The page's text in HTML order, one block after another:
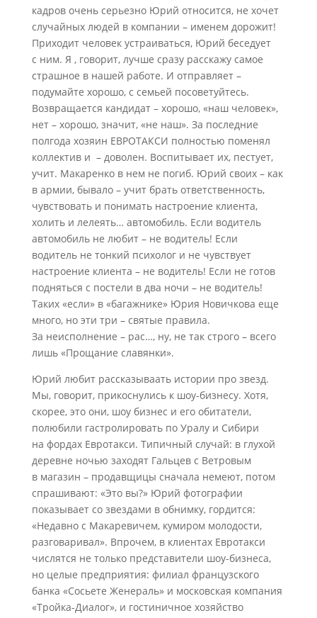
кадров очень серьезно Юрий относится, не хочет
случайных людей в компании – именем дорожит!
Приходит человек устраиваться, Юрий беседует
с ним. Я , говорит, лучше сразу расскажу самое
страшное в нашей работе. И отправляет –
подумайте хорошо, с семьей посоветуйтесь.
Возвращается кандидат – хорошо, «наш человек»,
нет – хорошо, значит, «не наш». За последние
полгода хозяин ЕВРОТАКСИ полностью поменял
коллектив и – доволен. Воспитывает их, пестует,
учит. Макаренко в нем не погиб. Юрий своих – как
в армии, бывало – учит брать ответственность,
чувствовать и понимать настроение клиента,
холить и лелеять… автомобиль. Если водитель
автомобиль не любит – не водитель! Если
водитель не тонкий психолог и не чувствует
настроение клиента – не водитель! Если не готов
подняться с постели в два ночи – не водитель!
Таких «если» в «багажнике» Юрия Новичкова еще
много, но эти три – святые правила.
За неисполнение – рас…, ну, не так строго – всего
лишь «Прощание славянки».
Юрий любит рассказываать истории про звезд.
Мы, говорит, прикоснулись к шоу-бизнесу. Хотя,
скорее, это они, шоу бизнес и его обитатели,
полюбили гастролировать по Уралу и Сибири
на фордах Евротакси. Типичный случай: в глухой
деревне ночью заходят Гальцев с Ветровым
в магазин – продавщицы сначала немеют, потом
спрашивают: «Это вы?» Юрий фотографии
показывает со звездами в обнимку, гордится:
«Недавно с Макаревичем, кумиром молодости,
разговаривал». Впрочем, в клиентах Евротакси
числятся не только представители шоу-бизнеса,
но целые предприятия: филиал французского
банка «Сосьете Женераль» и московская компания
«Тройка-Диалог», и гостиничное хозяйство